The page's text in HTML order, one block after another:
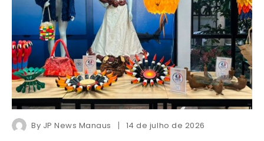
By JP News Manaus 14 de julho de 2026